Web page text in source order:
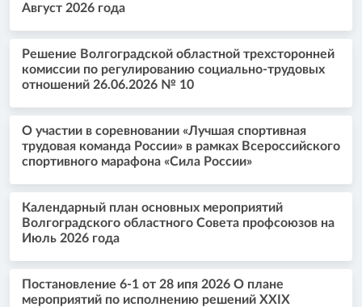
Август 2026 года
Решение Волгоградской областной трехсторонней
комиссии по регулированию социально-трудовых
отношений 26.06.2026 № 10
О участии в соревновании «Лучшая спортивная
трудовая команда России» в рамках Всероссийского
спортивного марафона «Сила России»
Календарный план основных мероприятий
Волгоградского областного Совета профсоюзов на
Июль 2026 года
Постановление 6-1 от 28 ипя 2026 О плане
мероприятий по исполнению решений XXIX